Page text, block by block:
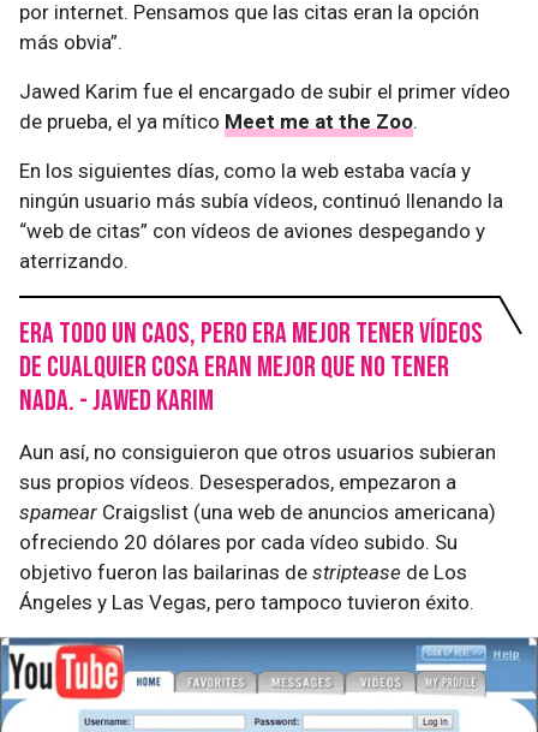
por internet. Pensamos que las citas eran la opción
más obvia”.
Jawed Karim fue el encargado de subir el primer vídeo
de prueba, el ya mítico Meet me at the Zoo.
En los siguientes días, como la web estaba vacía y
ningún usuario más subía vídeos, continuó llenando la
“web de citas” con vídeos de aviones despegando y
aterrizando.
Era todo un caos, pero era mejor tener vídeos
de cualquier cosa eran mejor que no tener
nada. - Jawed Karim
Aun así, no consiguieron que otros usuarios subieran
sus propios vídeos. Desesperados, empezaron a
spamear Craigslist (una web de anuncios americana)
ofreciendo 20 dólares por cada vídeo subido. Su
objetivo fueron las bailarinas de striptease de Los
Ángeles y Las Vegas, pero tampoco tuvieron éxito.